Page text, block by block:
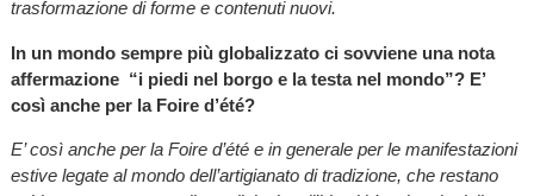
trasformazione di forme e contenuti nuovi.
In un mondo sempre più globalizzato ci sovviene una nota
affermazione “i piedi nel borgo e la testa nel mondo”? E’
così anche per la Foire d’été?
E’ così anche per la Foire d’été e in generale per le manifestazioni
estive legate al mondo dell’artigianato di tradizione, che restano